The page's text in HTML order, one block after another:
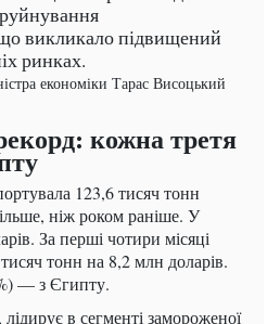
викликало підвищений
ринках.
економіки Тарас Висоцький
кожна третя
123,6 тисяч тонн
ніж роком раніше. У
За перші чотири місяці
тонн на 8,2 млн доларів.
— з Єгипту.
в сегменті замороженої